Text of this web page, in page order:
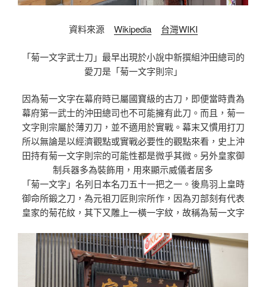
資料來源 Wikipedia 台灣WIKI
「菊一文字武士刀」最早出現於小說中新撰組沖田總司的
愛刀是「菊一文字則宗」
因為菊一文字在幕府時已屬國寶級的古刀，即便當時貴為
幕府第一武士的沖田總司也不可能擁有此刀。而且，菊一
文字則宗屬於薄刃刀，並不適用於實戰。幕末又慣用打刀
所以無論是以經濟觀點或實戰必要性的觀點來看，史上沖
田持有菊一文字則宗的可能性都是微乎其微。另外皇家御
制兵器多為裝飾用，用來顯示威儀者居多
「菊一文字」名列日本名刀五十一把之一。後鳥羽上皇時
御命所鍛之刀，為元祖刀匠則宗所作，因為刃部刻有代表
皇家的菊花紋，其下又雕上一橫一字紋，故稱為菊一文字